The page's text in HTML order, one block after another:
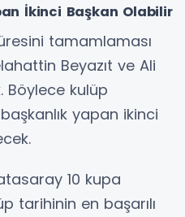
İkinci Başkan Olabilir
tamamlaması
Beyazıt ve Ali
Böylece kulüp
yapan ikinci
10 kupa
tarihinin en başarılı